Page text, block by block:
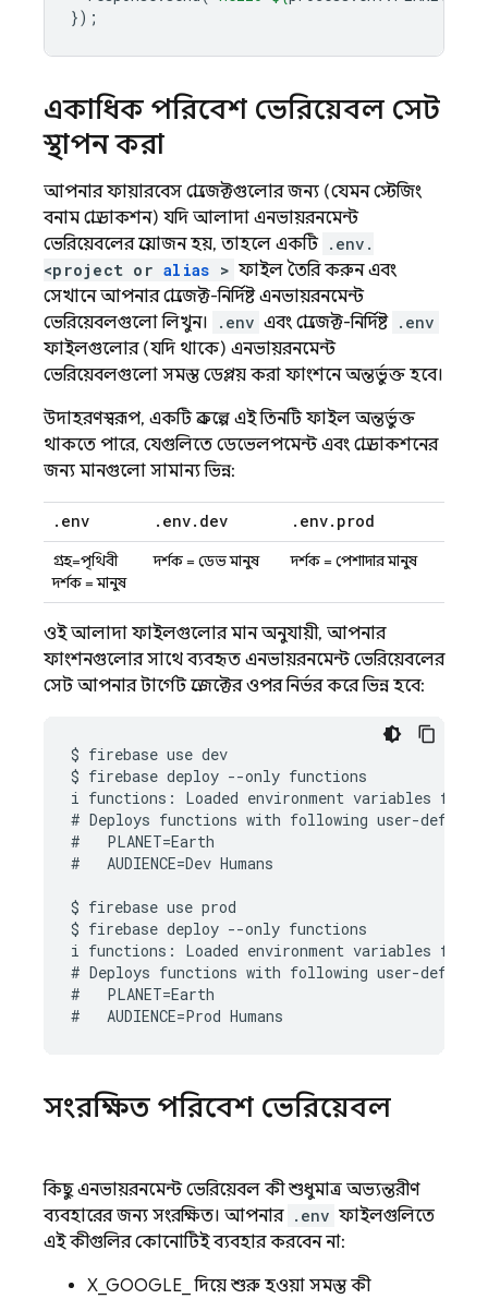
});
একাধিক পরিবেশ ভেরিয়েবল সেট
স্থাপন করা
আপনার ফায়ারবেস প্রোজেক্টগুলোর জন্য (যেমন স্টেজিং
বনাম প্রোডাকশন) যদি আলাদা এনভায়রনমেন্ট
ভেরিয়েবলের প্রয়োজন হয়, তাহলে একটি .env.
<project or alias > ফাইল তৈরি করুন এবং
সেখানে আপনার প্রোজেক্ট-নির্দিষ্ট এনভায়রনমেন্ট
ভেরিয়েবলগুলো লিখুন।
.env এবং প্রোজেক্ট-নির্দিষ্ট .env
ফাইলগুলোর (যদি থাকে) এনভায়রনমেন্ট
ভেরিয়েবলগুলো সমস্ত ডেপ্লয় করা ফাংশনে অন্তর্ভুক্ত হবে।
উদাহরণস্বরূপ, একটি প্রকল্পে এই তিনটি ফাইল অন্তর্ভুক্ত
থাকতে পারে, যেগুলিতে ডেভেলপমেন্ট এবং প্রোডাকশনের
জন্য মানগুলো সামান্য ভিন্ন:
. env . env. dev . env. prod
গ্রহ=পৃথিবী
দর্শক = মানুষ
দর্শক = ডেভ মানুষ দর্শক = পেশাদার মানুষ
ওই আলাদা ফাইলগুলোর মান অনুযায়ী, আপনার
ফাংশনগুলোর সাথে ব্যবহৃত এনভায়রনমেন্ট ভেরিয়েবলের
সেট আপনার টার্গেট প্রজেক্টের ওপর নির্ভর করে ভিন্ন হবে:
$ firebase use dev
$ firebase deploy --only functions
i functions: Loaded environment variables from
# Deploys functions with following user-
#   PLANET=Earth
#   AUDIENCE=Dev Humans
$ firebase use prod
$ firebase deploy --only functions
i functions: Loaded environment variables
# Deploys functions with following user-
#   PLANET=Earth
সংরক্ষিত পরিবেশ ভেরিয়েবল
কিছু এনভায়রনমেন্ট ভেরিয়েবল কী শুধুমাত্র অভ্যন্তরীণ
ব্যবহারের জন্য সংরক্ষিত। আপনার .env ফাইলগুলিতে
এই কীগুলির কোনোটিই ব্যবহার করবেন না:
X_GOOGLE_ দিয়ে শুরু হওয়া সমস্ত কী